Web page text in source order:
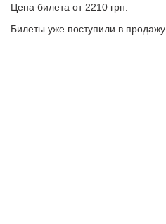
Цена билета от 2210 грн.
Билеты уже поступили в продажу.